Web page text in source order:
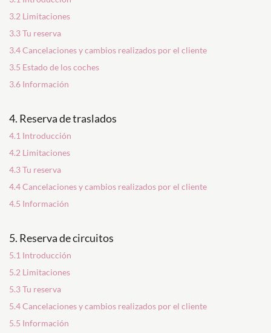
3.2 Limitaciones
3.3 Tu reserva
3.4 Cancelaciones y cambios realizados por el cliente
3.5 Estado de los coches
3.6 Información
4. Reserva de traslados
4.1 Introducción
4.2 Limitaciones
4.3 Tu reserva
4.4 Cancelaciones y cambios realizados por el cliente
4.5 Información
5. Reserva de circuitos
5.1 Introducción
5.2 Limitaciones
5.3 Tu reserva
5.4 Cancelaciones y cambios realizados por el cliente
5.5 Información